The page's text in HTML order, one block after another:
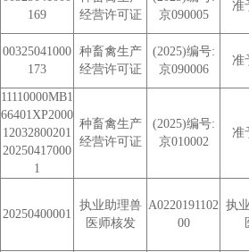
169
经营许可证
京090005
准
00325041000
173
种畜禽生产
经营许可证
(2025)编号:
京090006
准
11110000MB1
66401XP2000
12032800201
20250417000
1
种畜禽生产
经营许可证
(2025)编号:
京010002
准
20250400001
执业助理兽
医师核发
A0220191102
00
执